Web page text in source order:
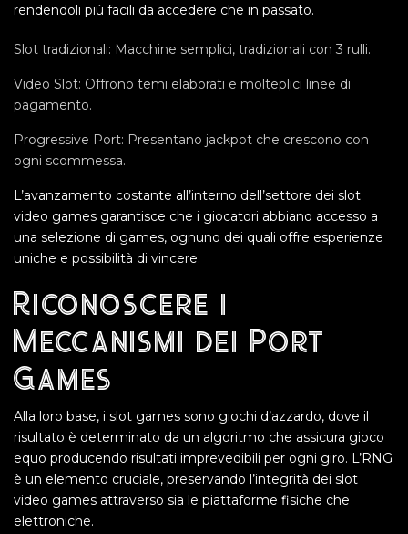
rendendoli più facili da accedere che in passato.
Slot tradizionali: Macchine semplici, tradizionali con 3 rulli.
Video Slot: Offrono temi elaborati e molteplici linee di
pagamento.
Progressive Port: Presentano jackpot che crescono con
ogni scommessa.
L’avanzamento costante all’interno dell’settore dei slot
video games garantisce che i giocatori abbiano accesso a
una selezione di games, ognuno dei quali offre esperienze
uniche e possibilità di vincere.
Riconoscere i
Meccanismi dei Port
Games
Alla loro base, i slot games sono giochi d’azzardo, dove il
risultato è determinato da un algoritmo che assicura gioco
equo producendo risultati imprevedibili per ogni giro. L’RNG
è un elemento cruciale, preservando l’integrità dei slot
video games attraverso sia le piattaforme fisiche che
elettroniche.